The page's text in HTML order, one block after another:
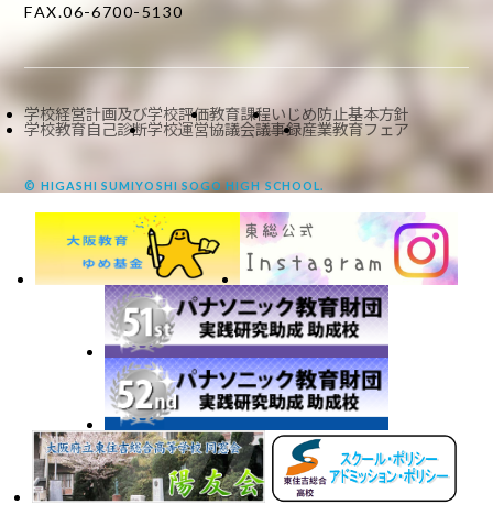
FAX.06-6700-5130
学校経営計画及び学校評価教育課程いじめ防止基本方針
学校教育自己診断学校運営協議会議事録産業教育フェア
© HIGASHI SUMIYOSHI SOGO HIGH SCHOOL.